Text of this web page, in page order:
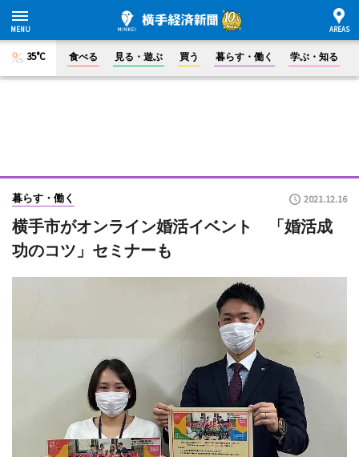
35°C 食べる 見る・遊ぶ 買う 暮らす・働く 学ぶ・知る
暮らす・働く 2021.12.16
横手市がオンライン婚活イベント 「婚活成
功のコツ」セミナーも